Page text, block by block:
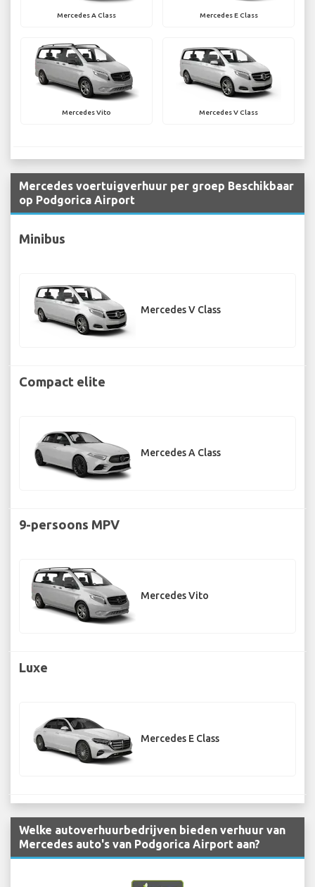
Mercedes A Class Mercedes E Class
Mercedes Vito Mercedes V Class
Mercedes voertuigverhuur per groep Beschikbaar
op Podgorica Airport
Minibus
Mercedes V Class
Compact elite
Mercedes A Class
9-persoons MPV
Mercedes Vito
Luxe
Mercedes E Class
Welke autoverhuurbedrijven bieden verhuur van
Mercedes auto's van Podgorica Airport aan?